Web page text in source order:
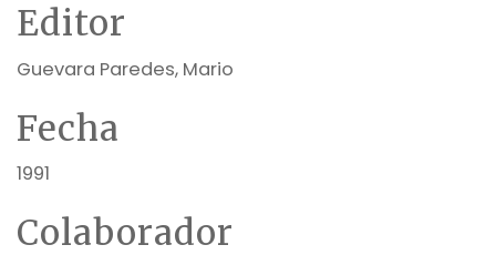
Editor
Guevara Paredes, Mario
Fecha
1991
Colaborador